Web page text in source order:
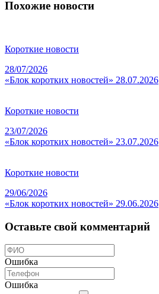
Похожие новости
Короткие новости
28/07/2026
«Блок коротких новостей» 28.07.2026
Короткие новости
23/07/2026
«Блок коротких новостей» 23.07.2026
Короткие новости
29/06/2026
«Блок коротких новостей» 29.06.2026
Оставьте свой комментарий
Ошибка
Ошибка